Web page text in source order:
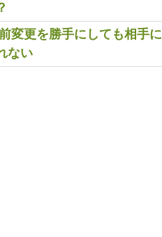
変更を勝手にしても相手に
ない